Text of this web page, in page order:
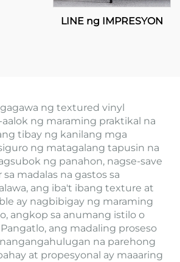
LINE ng IMPRESYON
ng textured vinyl
ng maraming praktikal na
tibay ng kanilang mga
ng matagalang tapusin na
ng panahon, nagse-save
madalas na gastos sa
ang iba't ibang texture at
ay nagbibigay ng maraming
angkop sa anumang istilo o
ang madaling proseso
na parehong
at propesyonal ay maaaring